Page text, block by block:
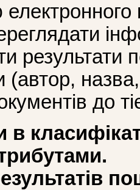
назва,
до